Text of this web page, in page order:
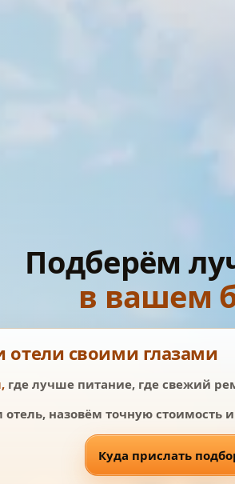
Подберём
в вашем
отели своими глазами
где лучше питание, где свежий
назовём точную стоимость
Куда прислать